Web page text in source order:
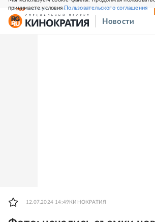
принимаете условияПользовательского соглашения
СВЕЖИЙ НОМЕР
Новости
12.07.2024 14:49 КИНОКРАТИЯ